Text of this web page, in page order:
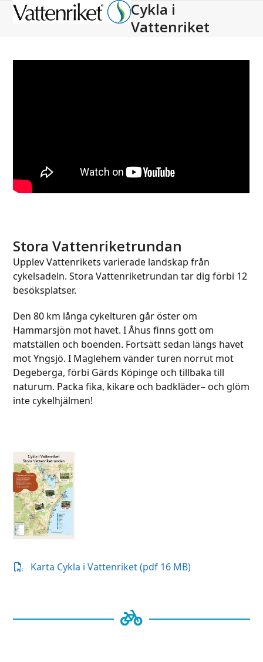
Open
Close
Cykla i
Vattenriket
Stora Vattenriketrundan
Upplev Vattenrikets varierade landskap från
cykelsadeln. Stora Vattenriketrundan tar dig förbi 12
besöksplatser.
Den 80 km långa cykelturen går öster om
Hammarsjön mot havet. I Åhus finns gott om
matställen och boenden. Fortsätt sedan längs havet
mot Yngsjö. I Maglehem vänder turen norrut mot
Degeberga, förbi Gärds Köpinge och tillbaka till
naturum. Packa fika, kikare och badkläder– och glöm
inte cykelhjälmen!
Karta Cykla i Vattenriket (pdf 16 MB)